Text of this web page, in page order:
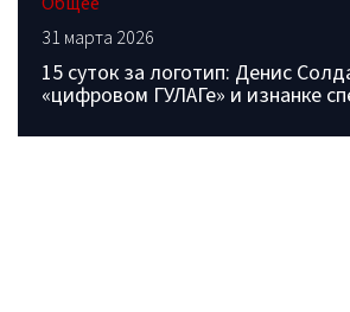
31 марта 2026
15 суток за логотип: Денис
«цифровом ГУЛАГе» и изнанке